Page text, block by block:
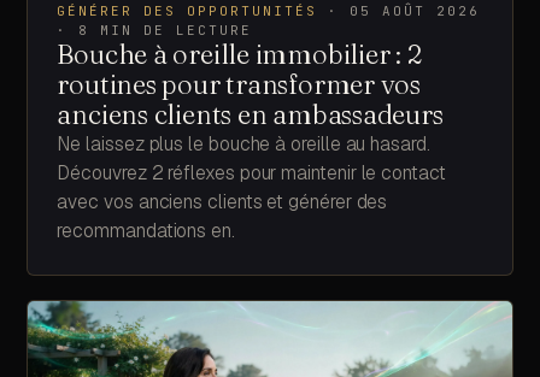
2026· SASU MOMENTUM PULSE
GÉNÉRER DES OPPORTUNITÉS · 05 AOÛT 2026
· 8 MIN DE LECTURE
Bouche à oreille immobilier : 2
routines pour transformer vos
anciens clients en ambassadeurs
Ne laissez plus le bouche à oreille au hasard.
Découvrez 2 réflexes pour maintenir le contact
avec vos anciens clients et générer des
recommandations en.